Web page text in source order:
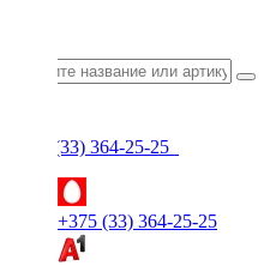
+375 (33) 364-25-25
+375 (33) 364-25-25